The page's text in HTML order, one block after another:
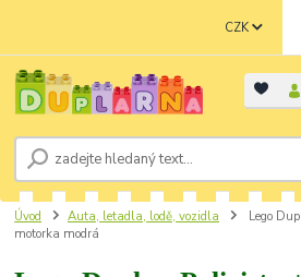
CZK
Úvod Auta, letadla, lodě, vozidla
Lego
motorka modrá